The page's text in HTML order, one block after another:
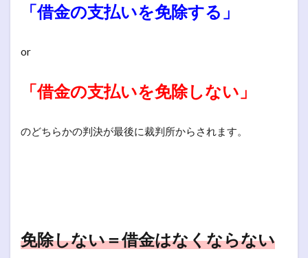
「借金の支払いを免除する」
or
「借金の支払いを免除しない」
のどちらかの判決が最後に裁判所からされます。
免除しない＝借金はなくならない